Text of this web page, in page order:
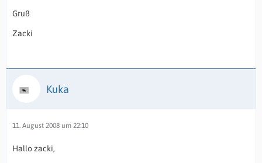
Gruß
Zacki
Kuka
11. August 2008 um 22:10
Hallo zacki,